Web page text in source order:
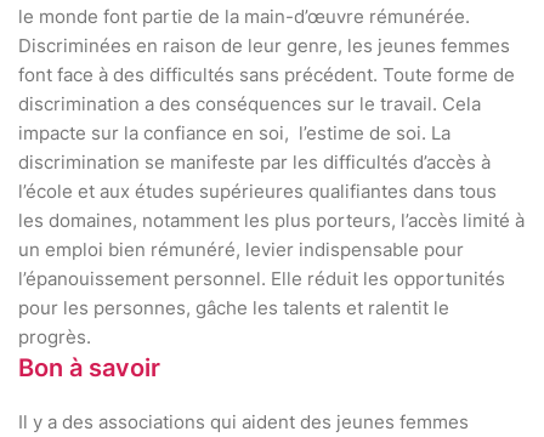
le monde font partie de la main-d’œuvre rémunérée.
Discriminées en raison de leur genre, les jeunes femmes
font face à des difficultés sans précédent. Toute forme de
discrimination a des conséquences sur le travail. Cela
impacte sur la confiance en soi, l’estime de soi. La
discrimination se manifeste par les difficultés d’accès à
l’école et aux études supérieures qualifiantes dans tous
les domaines, notamment les plus porteurs, l’accès limité à
un emploi bien rémunéré, levier indispensable pour
l’épanouissement personnel. Elle réduit les opportunités
pour les personnes, gâche les talents et ralentit le
progrès.
Bon à savoir
Il y a des associations qui aident des jeunes femmes